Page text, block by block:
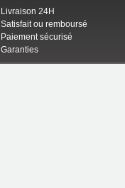
Livraison 24H
Satisfait ou remboursé
Paiement sécurisé
Garanties